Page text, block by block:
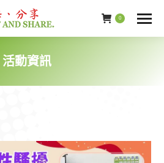
0
活動資訊